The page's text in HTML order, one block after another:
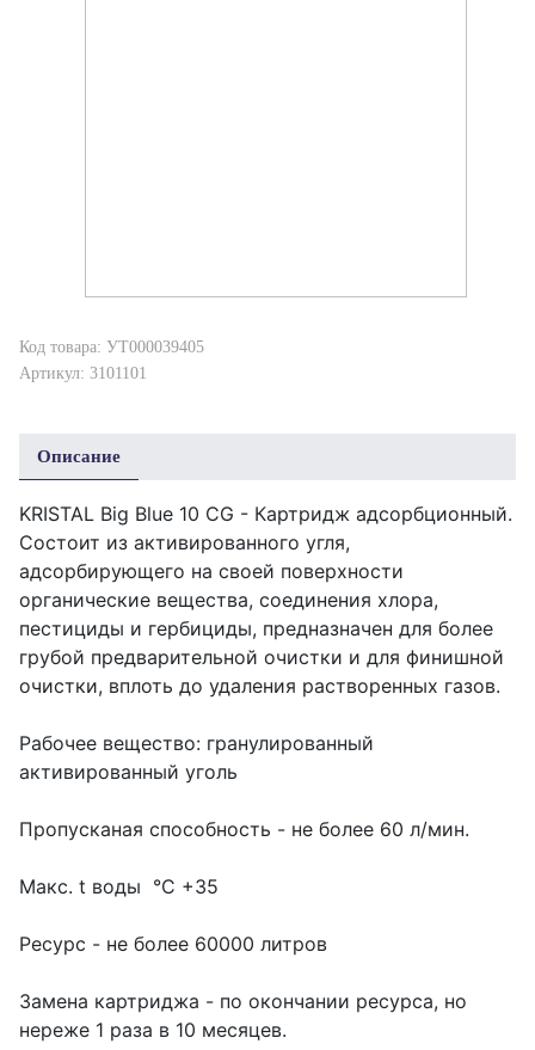
Код товара: УТ000039405
Артикул: 3101101
Описание
KRISTAL Big Blue 10 CG - Картридж адсорбционный.
Состоит из активированного угля,
адсорбирующего на своей поверхности
органические вещества, соединения хлора,
пестициды и гербициды, предназначен для более
грубой предварительной очистки и для финишной
очистки, вплоть до удаления растворенных газов.
Рабочее вещество: гранулированный
активированный уголь
Пропусканая способность - не более 60 л/мин.
Макс. t воды °С +35
Ресурс - не более 60000 литров
Замена картриджа - по окончании ресурса, но
нереже 1 раза в 10 месяцев.